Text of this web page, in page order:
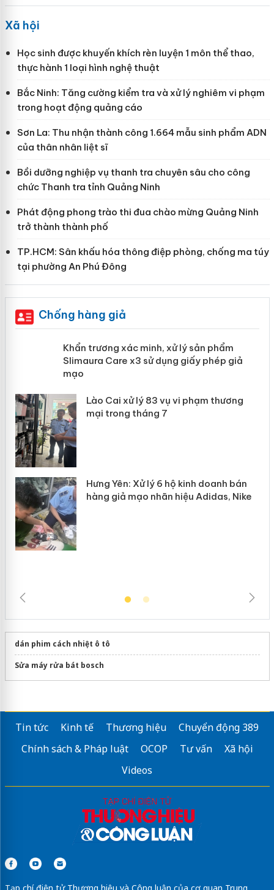
Xã hội
Học sinh được khuyến khích rèn luyện 1 môn thể thao,
thực hành 1 loại hình nghệ thuật
Bắc Ninh: Tăng cường kiểm tra và xử lý nghiêm vi phạm
trong hoạt động quảng cáo
Sơn La: Thu nhận thành công 1.664 mẫu sinh phẩm ADN
của thân nhân liệt sĩ
Bồi dưỡng nghiệp vụ thanh tra chuyên sâu cho công
chức Thanh tra tỉnh Quảng Ninh
Phát động phong trào thi đua chào mừng Quảng Ninh
trở thành thành phố
TP.HCM: Sân khấu hóa thông điệp phòng, chống ma túy
tại phường An Phú Đông
Chống hàng giả
Khẩn trương xác minh, xử lý sản phẩm
Slimaura Care x3 sử dụng giấy phép
dán phim cách nhiệt ô tô
Sửa máy rửa bát bosch
Tin tức Kinh tế Thương hiệu
Chuyển động 389
Chính sách & Pháp luật
OCOP Tư vấn
Xã hội
Videos